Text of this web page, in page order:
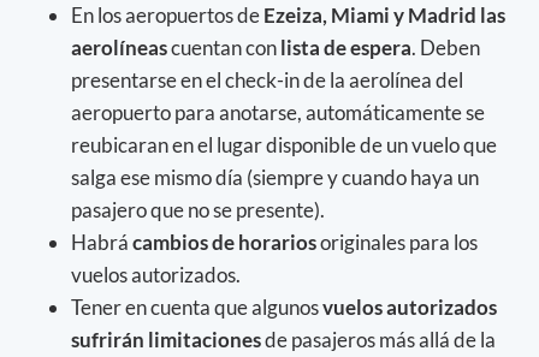
En los aeropuertos deEzeiza, Miami y Madrid las
aerolíneascuentan conlista de espera. Deben
presentarse en el check-in de la aerolínea del
aeropuerto para anotarse, automáticamente se
reubicaran en el lugar disponible de un vuelo que
salga ese mismo día (siempre y cuando haya un
pasajero que no se presente).
Habrácambios de horariosoriginales para los
vuelos autorizados.
Tener en cuenta que algunosvuelos autorizados
sufrirán limitacionesde pasajeros más allá de la